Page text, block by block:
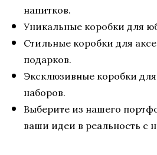
напитков.
Уникальные коробки для
Стильные коробки для
подарков.
Эксклюзивные коробки
наборов.
Выберите из нашего
ваши идеи в реальность с